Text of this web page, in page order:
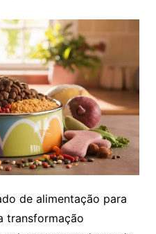
de alimentação para
transformação